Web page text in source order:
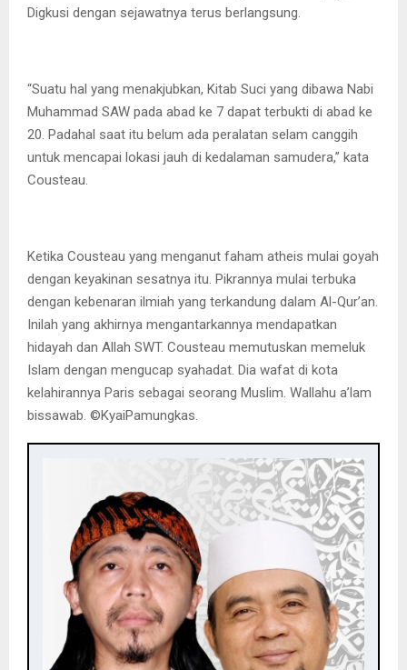
Digkusi dengan sejawatnya terus berlangsung.
“Suatu hal yang menakjubkan, Kitab Suci yang dibawa Nabi
Muhammad SAW pada abad ke 7 dapat terbukti di abad ke
20. Padahal saat itu belum ada peralatan selam canggih
untuk mencapai lokasi jauh di kedalaman samudera,” kata
Cousteau.
Ketika Cousteau yang menganut faham atheis mulai goyah
dengan keyakinan sesatnya itu. Pikrannya mulai terbuka
dengan kebenaran ilmiah yang terkandung dalam Al-Qur’an.
Inilah yang akhirnya mengantarkannya mendapatkan
hidayah dan Allah SWT. Cousteau memutuskan memeluk
Islam dengan mengucap syahadat. Dia wafat di kota
kelahirannya Paris sebagai seorang Muslim. Wallahu a’lam
bissawab. ©️KyaiPamungkas.